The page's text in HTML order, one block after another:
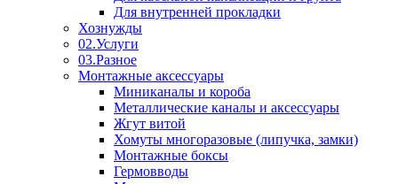
Для внутренней прокладки
Хознужды
02.Услуги
03.Разное
Монтажные аксессуары
Миниканалы и короба
Металлические каналы и аксессуары
Жгут витой
Хомуты многоразовые (липучка, замки)
Монтажные боксы
Гермовводы